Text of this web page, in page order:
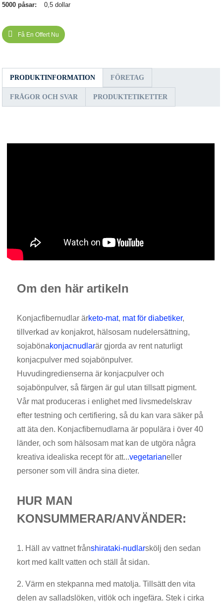
5000 påsar:
0,5 dollar
Få En Offert Nu
PRODUKTINFORMATION FÖRETAG
FRÅGOR OCH SVAR PRODUKTETIKETTER
Om den här artikeln
Konjacfibernudlar ärketo-mat, mat för diabetiker,
tillverkad av konjakrot, hälsosam nudelersättning,
sojabönakonjacnudlarär gjorda av rent naturligt
konjacpulver med sojabönpulver.
Huvudingredienserna är konjacpulver och
sojabönpulver, så färgen är gul utan tillsatt pigment.
Vår mat produceras i enlighet med livsmedelskrav
efter testning och certifiering, så du kan vara säker på
att äta den. Konjacfibernudlarna är populära i över 40
länder, och som hälsosam mat kan de utgöra några
kreativa idealiska recept för att...vegetarianeller
personer som vill ändra sina dieter.
HUR MAN
KONSUMMERAR/ANVÄNDER:
1. Häll av vattnet frånshirataki-nudlarskölj den sedan
kort med kallt vatten och ställ åt sidan.
2. Värm en stekpanna med matolja. Tillsätt den vita
delen av salladslöken, vitlök och ingefära. Stek i cirka